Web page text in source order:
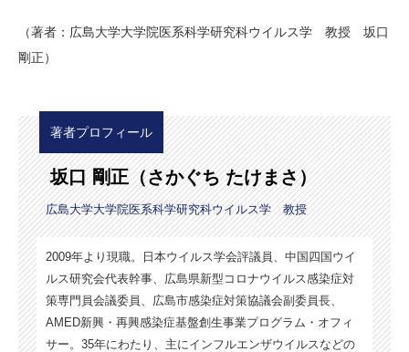
（著者：広島大学大学院医系科学研究科ウイルス学 教授 坂口
剛正）
著者プロフィール
坂口 剛正（さかぐち たけまさ）
広島大学大学院医系科学研究科ウイルス学 教授
2009年より現職。日本ウイルス学会評議員、中国四国ウイ
ルス研究会代表幹事、広島県新型コロナウイルス感染症対
策専門員会議委員、広島市感染症対策協議会副委員長、
AMED新興・再興感染症基盤創生事業プログラム・オフィ
サー。35年にわたり、主にインフルエンザウイルスなどの